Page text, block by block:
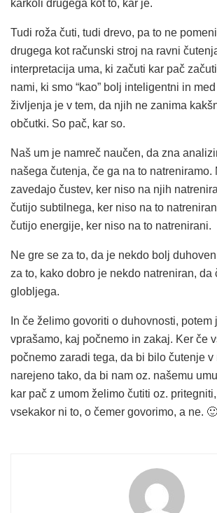
karkoli drugega kot to, kar je.
Tudi roža čuti, tudi drevo, pa to ne
drugega kot računski stroj na ravni
interpretacija uma, ki začuti kar pač
nami, ki smo “kao” bolj inteligentni in
življenja je v tem, da njih ne zanima
občutki. So pač, kar so.
Naš um je namreč naučen, da zna
našega čutenja, če ga na to natreniramo.
zavedajo čustev, ker niso na njih
čutijo subtilnega, ker niso na to
čutijo energije, ker niso na to natrenirani.
Ne gre se za to, da je nekdo bolj
za to, kako dobro je nekdo natreniran, da
globljega.
In če želimo govoriti o duhovnosti, potem
vprašamo, kaj počnemo in zakaj. Ker če
počnemo zaradi tega, da bi bilo čutenje v
narejeno tako, da bi nam oz. našemu
kar pač z umom želimo čutiti oz.
vsekakor ni to, o čemer govorimo, a ne. 🙂